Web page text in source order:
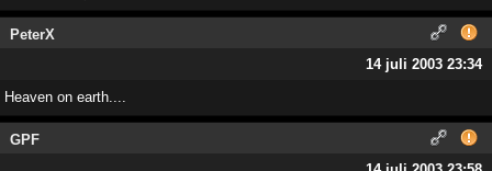
PeterX
14 juli 2003 23:34
Heaven on earth....
GPF